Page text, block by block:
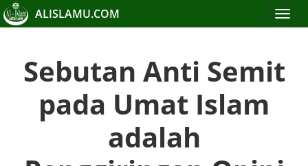
Toggle
ALISLAMU.COM
Sebutan Anti Semit
pada Umat Islam
adalah